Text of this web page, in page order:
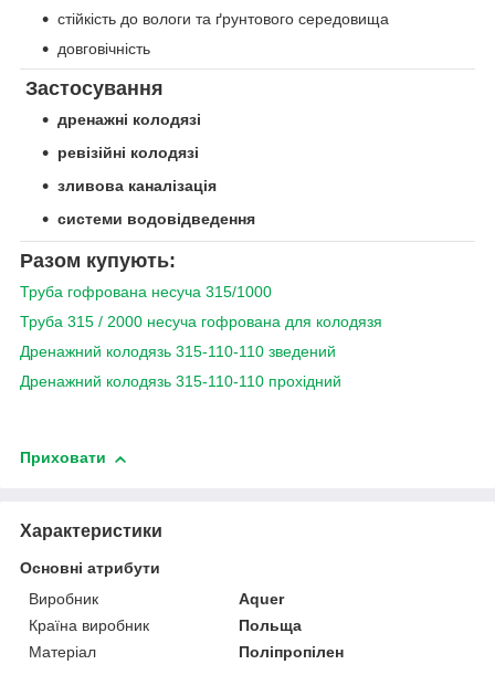
стійкість до вологи та ґрунтового середовища
довговічність
Застосування
дренажні колодязі
ревізійні колодязі
зливова каналізація
системи водовідведення
Разом купують:
Труба гофрована несуча 315/1000
Труба 315 / 2000 несуча гофрована для колодязя
Дренажний колодязь 315-110-110 зведений
Дренажний колодязь 315-110-110 прохідний
Приховати
Характеристики
Основні атрибути
Виробник
Aquer
Країна виробник
Польща
Матеріал
Поліпропілен